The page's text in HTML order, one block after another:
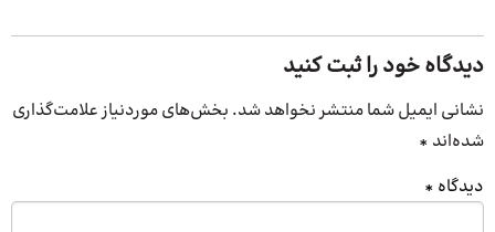
دیدگاه خود را ثبت کنید
نشانی ایمیل شما منتشر نخواهد شد. بخش‌های موردنیاز علامت‌گذاری
شده‌اند *
دیدگاه *